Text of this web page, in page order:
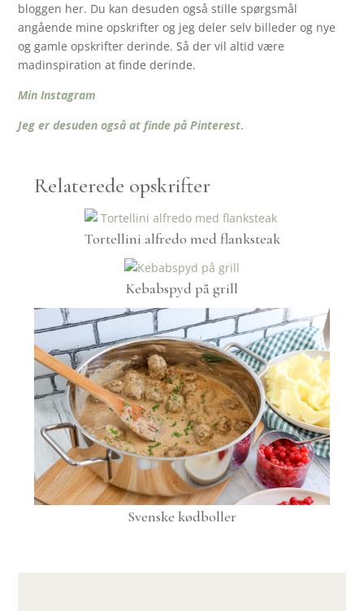
bloggen her. Du kan desuden også stille spørgsmål
angående mine opskrifter og jeg deler selv billeder og nye
og gamle opskrifter derinde. Så der vil altid være
madinspiration at finde derinde.
Min Instagram
Jeg er desuden også at finde på Pinterest.
Relaterede opskrifter
Tortellini alfredo med flanksteak
Kebabspyd på grill
Svenske kødboller